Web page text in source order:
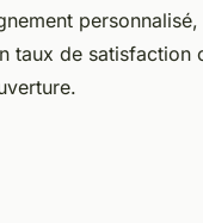
taux de satisfaction